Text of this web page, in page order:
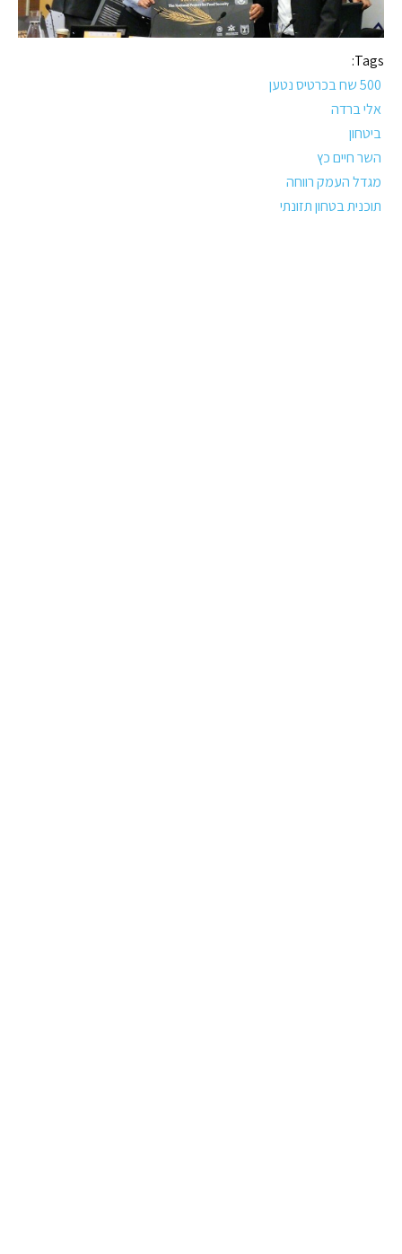
Tags:
500 שח בכרטיס נטען
אלי ברדה
ביטחון
השר חיים כץ
מגדל העמק רווחה
תוכנית בטחון תזונתי